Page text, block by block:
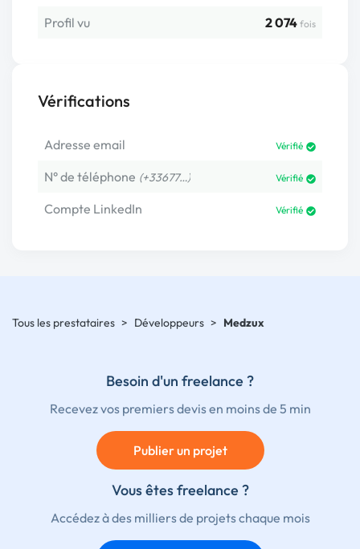
Profil vu
2 074 fois
Vérifications
Adresse email Vérifié
N° de téléphone (+33677…) Vérifié
Compte LinkedIn Vérifié
Tous les prestataires > Développeurs > Medzux
Besoin d'un freelance ?
Recevez vos premiers devis en moins de 5 min
Publier un projet
Vous êtes freelance ?
Accédez à des milliers de projets chaque mois